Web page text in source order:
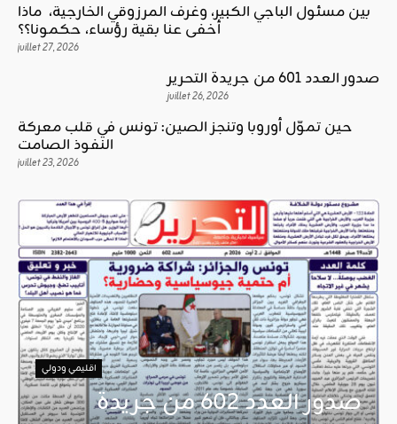
بين مسئول الباجي الكبير، وغرف المرزوقي الخارجية، ماذا
أخفى عنا بقية رؤساء، حكمونا؟؟
juillet 27, 2026
صدور العدد 601 من جريدة التحرير
juillet 26, 2026
حين تموّل أوروبا وتنجز الصين: تونس في قلب معركة
النفوذ الصامت
juillet 23, 2026
اقليمي ودولي
صدور العدد 602 من جريدة